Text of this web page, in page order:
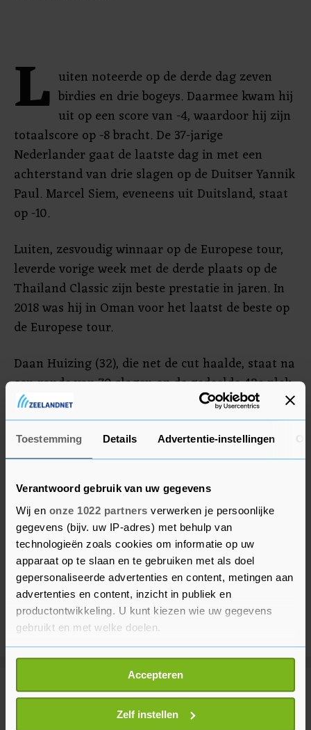
Toestemming Details Advertentie-instellingen
Verantwoord gebruik van uw gegevens
Wij en onze 1022 partners verwerken je persoonlijke
gegevens (bijv. uw IP-adres) met behulp van
technologieën zoals cookies om informatie op uw
apparaat op te slaan en te gebruiken met als doel
gepersonaliseerde advertenties en content, metingen aan
advertenties en content, inzicht in publiek en
productontwikkeling. U kunt kiezen wie uw gegevens
gebruikt en met welke doelen.
Als u het toestaat, willen we ook graag:
Informatie verzamelen over uw geografische
locatie, die tot een paar meter nauwkeurig kan zijn
Uw apparaat identificeren door het actief te
Accepteren
Zelf instellen
L uiten noteerde op de derde dag zeven
birdies en drie bogeys. Daarmee kwam hij
uit op een score van -4, waardoor hij zijn
totaalscore op -8 bracht. De 37-jarige
Nederlander gaat de laatste dag in met een
achterstand van drie slagen op de Duitser Yannik
Paul. Marcel Siem, eveneens uit Duitsland, staat
op -10.
Luiten, zesvoudig winnaar op de Europese tour,
leverde vorige week met de derde plaats op de
Thailand Classic zijn beste prestatie in jaren. In
2018 was hij in Oman voor het laatst de beste op
de Europese tour.
Daan Huizing (32), die net de cut haalde, staat na
een ronde van 70 slagen op de gedeelde 42e plek.
Meer uit Sport